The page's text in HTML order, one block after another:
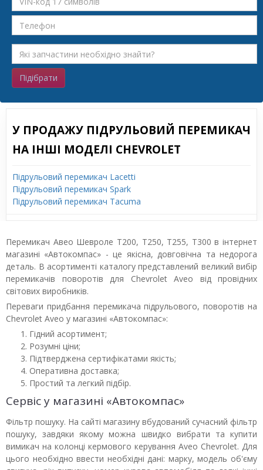
Підібрати
У ПРОДАЖУ ПІДРУЛЬОВИЙ ПЕРЕМИКАЧ
НА ІНШІ МОДЕЛІ CHEVROLET
Підрульовий перемикач Lacetti
Підрульовий перемикач Spark
Підрульовий перемикач Tacuma
Перемикач Авео Шевроле T200, T250, T255, T300 в інтернет
магазині «Автокомпас» - це якісна, довговічна та недорога
деталь. В асортименті каталогу представлений великий вибір
перемикачів поворотів для Chevrolet Aveo від провідних
світових виробників.
Переваги придбання перемикача підрульового, поворотів на
Chevrolet Aveo у магазині «Автокомпас»:
Гідний асортимент;
Розумні ціни;
Підтверджена сертифікатами якість;
Оперативна доставка;
Простий та легкий підбір.
Сервіс у магазині «Автокомпас»
Фільтр пошуку. На сайті магазину вбудований сучасний фільтр
пошуку, завдяки якому можна швидко вибрати та купити
вимикач на колонці кермового керування Aveo Chevrolet. Для
цього необхідно ввести необхідні дані: марку, модель об'єму